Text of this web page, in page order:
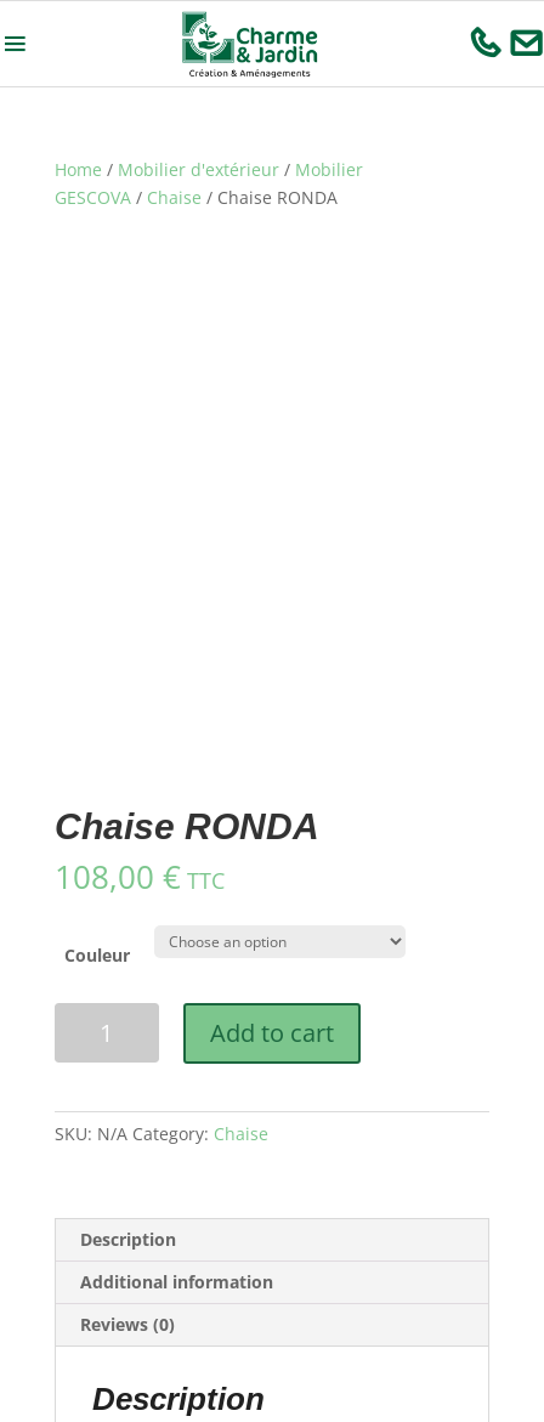
Home / Mobilier d'extérieur/ Mobilier
GESCOVA/ Chaise / Chaise RONDA
Chaise RONDA
108,00 € TTC
Couleur
RONDA
Add to cart
SKU: N/A Category: Chaise
Description
Additional information
Reviews (0)
Description